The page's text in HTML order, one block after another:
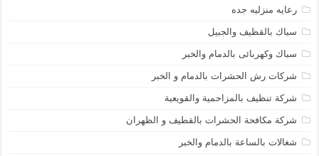
رعايه منزليه جده
سباك بالقظيف والجبيل
سباك وكهربائى بالدمام والخبر
شركات رش الحشرات بالدمام و الخبر
شركة تنظيف بالمزاحمية والقويعية
شركة مكافحة الحشرات بالقطيف و الظهران
شغالات بالساعة بالدمام والخبر